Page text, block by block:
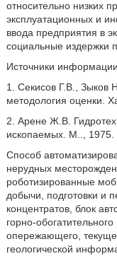
относительно низких
эксплуатационных и
ввода предприятия в
социальные издержки
Источники информации
1. Секисов Г.В., Зыков
методология оценки.
2. Арене Ж.В.
ископаемых. М.., 1975.
Способ
нерудных
роботизированные
добычи, подготовки и
концентратов, блок
горно-
опережающего,
геологической